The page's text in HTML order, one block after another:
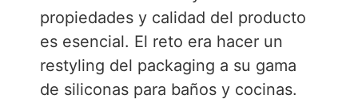
propiedades y calidad del producto
es esencial. El reto era hacer un
restyling del packaging a su gama
de siliconas para baños y cocinas.